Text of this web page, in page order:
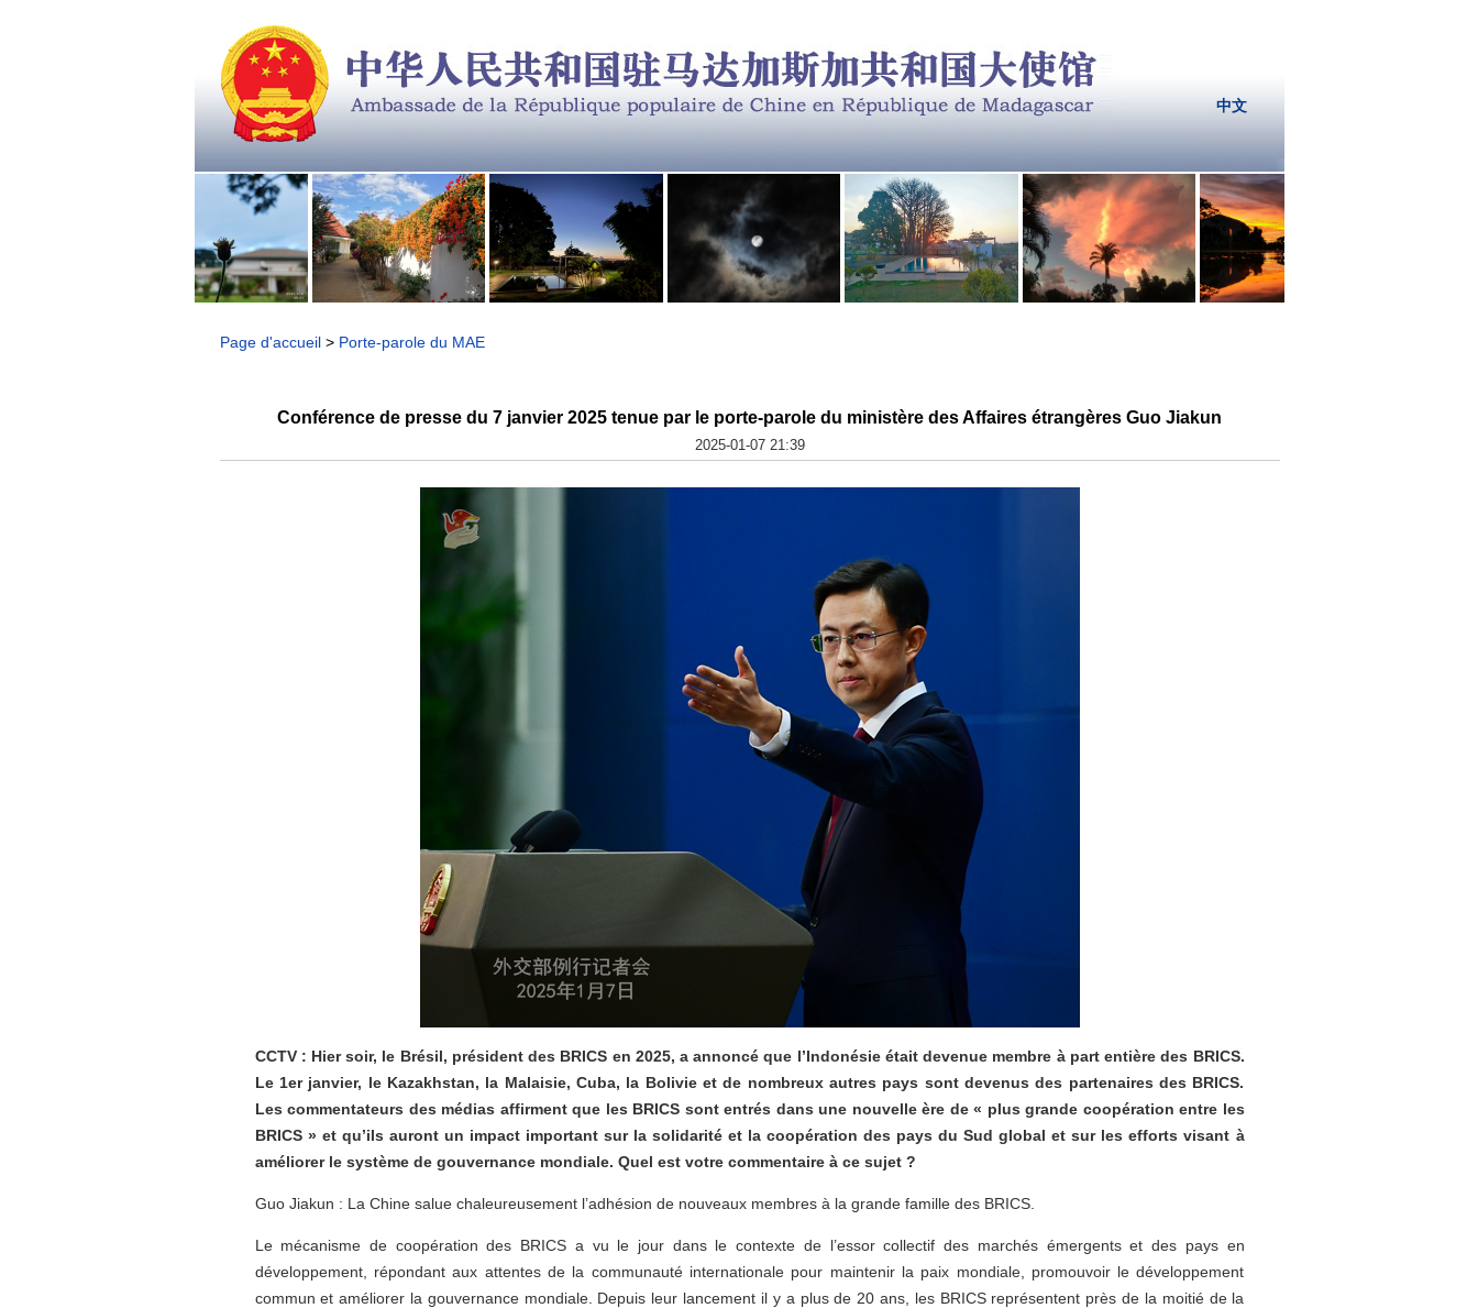
中文
Page d'accueil> Porte-parole du MAE
Conférence de presse du 7 janvier 2025 tenue par le porte-parole du ministère des Affaires étrangères Guo Jiakun
2025-01-07 21:39
CCTV : Hier soir, le Brésil, président des BRICS en 2025, a annoncé que l’Indonésie était devenue membre à part entière des BRICS.
Le 1er janvier, le Kazakhstan, la Malaisie, Cuba, la Bolivie et de nombreux autres pays sont devenus des partenaires des BRICS.
Les commentateurs des médias affirment que les BRICS sont entrés dans une nouvelle ère de « plus grande coopération entre les
BRICS » et qu’ils auront un impact important sur la solidarité et la coopération des pays du Sud global et sur les efforts visant à
améliorer le système de gouvernance mondiale. Quel est votre commentaire à ce sujet ?
Guo Jiakun : La Chine salue chaleureusement l’adhésion de nouveaux membres à la grande famille des BRICS.
Le mécanisme de coopération des BRICS a vu le jour dans le contexte de l’essor collectif des marchés émergents et des pays en
développement, répondant aux attentes de la communauté internationale pour maintenir la paix mondiale, promouvoir le développement
commun et améliorer la gouvernance mondiale. Depuis leur lancement il y a plus de 20 ans, les BRICS représentent près de la moitié de la